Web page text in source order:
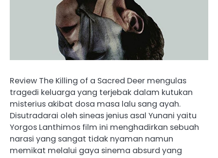
Review The Killing of a Sacred Deer mengulas
tragedi keluarga yang terjebak dalam kutukan
misterius akibat dosa masa lalu sang ayah.
Disutradarai oleh sineas jenius asal Yunani yaitu
Yorgos Lanthimos film ini menghadirkan sebuah
narasi yang sangat tidak nyaman namun
memikat melalui gaya sinema absurd yang